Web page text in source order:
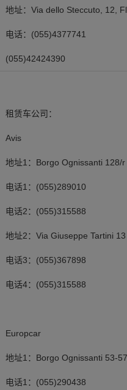
地址：Via dello Steccuto, 12,
电话：(055)4377741
(055)42424390
租赁车公司：
Avis
地址1：Borgo Ognissanti 128/r
电话1：(055)289010
电话2：(055)315588
地址2：Via Giuseppe Tartini 13
电话3：(055)367898
电话4：(055)315588
Europcar
地址1：Borgo Ognissanti 53-
电话1：(055)290438